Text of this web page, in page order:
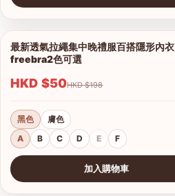
最新透氣拉繩集中晚禮服百搭隱形內衣
freebra2色可選
HKD $50 HKD $198
黑色
膚色
A
B C D E F
加入購物車